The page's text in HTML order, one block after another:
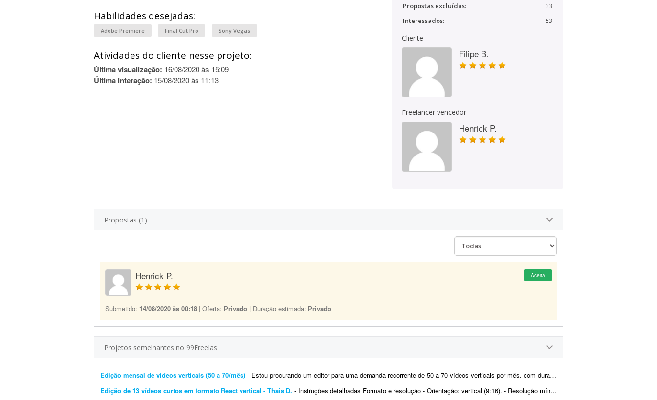
Habilidades desejadas:
Adobe Premiere Final Cut Pro Sony Vegas
Atividades do cliente nesse projeto:
Última visualização: 16/08/2020 às 15:09
Última interação: 15/08/2020 às 11:13
Propostas excluídas:
33
Interessados:
53
Cliente
Filipe B.
Freelancer vencedor
Henrick P.
Propostas (1)
Henrick P. Aceita
Submetido: 14/08/2020 às 00:18 | Oferta: Privado | Duração estimada: Privado
Projetos semelhantes no 99Freelas
Edição mensal de vídeos verticais (50 a 70/mês) - Estou procurando um editor para uma demanda recorrente de 50 a 70 vídeos verticais por mês, com duração média de 30 a 60 segundos cada. O trabalho é simple...
Edição de 13 vídeos curtos em formato React vertical - Thais D. - Instruções detalhadas Formato e resolução - Orientação: vertical (9:16). - Resolução mínima: 1080x1920. - Cada vídeo deve ter ...